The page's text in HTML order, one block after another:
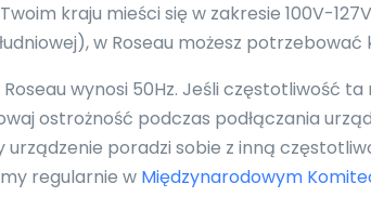
kraju mieści się w zakresie 100V-
w Roseau możesz
wynosi 50Hz. Jeśli częstotliwość
ostrożność podczas podłączania
urządzenie poradzi sobie z inną
regularnie w Międzynarodowym